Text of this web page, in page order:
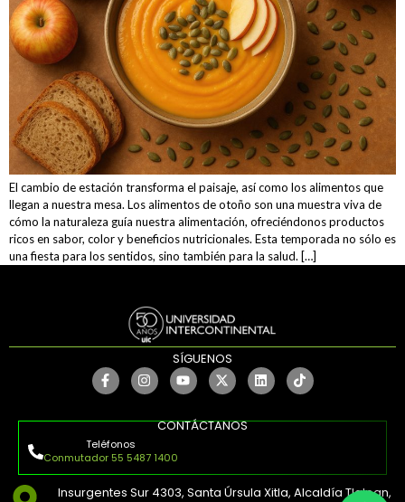
El cambio de estación transforma el paisaje, así como los alimentos que
llegan a nuestra mesa. Los alimentos de otoño son una muestra viva de
cómo la naturaleza guía nuestra alimentación, ofreciéndonos productos
ricos en sabor, color y beneficios nutricionales. Esta temporada no sólo es
una fiesta para los sentidos, sino también para la salud. […]
SÍGUENOS
CONTÁCTANOS
Teléfonos
Conmutador 55 5487 1400
Insurgentes Sur 4303, Santa Úrsula Xitla, Alcaldía Tlalpan,